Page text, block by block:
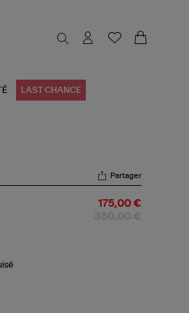
LAST CHANCE
Partager
175,00 €